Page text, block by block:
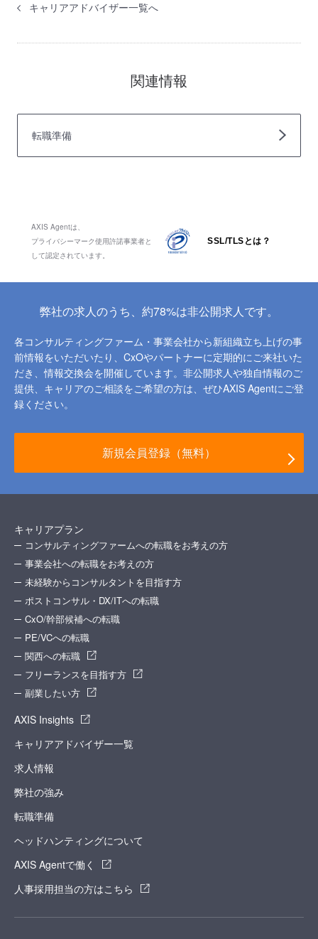
キャリアアドバイザー一覧へ
関連情報
転職準備
AXIS Agentは、
プライバシーマーク使用許諾事業者と
して認定されています。
SSL/TLSとは？
弊社の求人のうち、約78%は非公開求人です。
各コンサルティングファーム・事業会社から新組織立ち上げの事
前情報をいただいたり、 CxOやパートナーに定期的にご来社いた
だき、情報交換会を開催しています。 非公開求人や独自情報のご
提供、キャリアのご相談をご希望の方は、ぜひAXIS Agentにご登
録ください。
新規会員登録（無料）
キャリアプラン
コンサルティングファームへの転職をお考えの方
事業会社への転職をお考えの方
未経験からコンサルタントを目指す方
ポストコンサル・DX/ITへの転職
CxO/幹部候補への転職
PE/VCへの転職
関西への転職
フリーランスを目指す方
副業したい方
AXIS Insights
キャリアアドバイザー一覧
求人情報
弊社の強み
転職準備
ヘッドハンティングについて
AXIS Agentで働く
人事採用担当の方はこちら